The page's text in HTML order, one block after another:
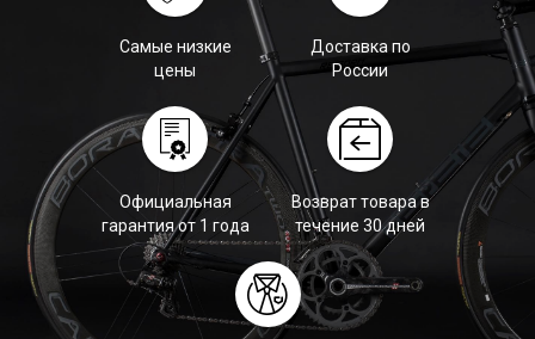
Самые низкие
цены
Доставка по
России
Официальная
гарантия от 1 года
Возврат товара в
течение 30 дней